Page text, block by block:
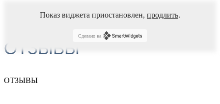
ОТЗЫВЫ
Показ виджета приостановлен, продлить.
Сделано на
ОТЗЫВЫ